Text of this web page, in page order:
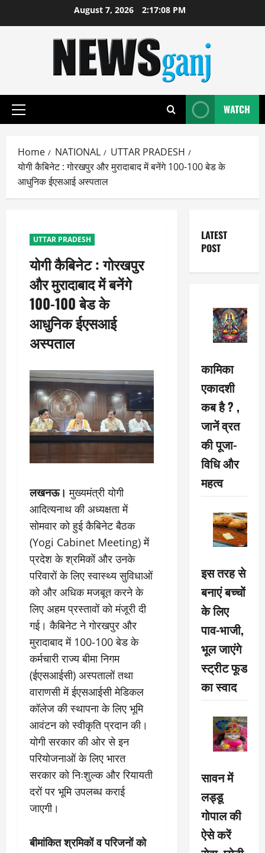
August 7, 2026 2:17:08 PM
Primary
WATCH
Home NATIONAL
UTTAR PRADESH
योगी कैबिनेट : गोरखपुर और मुरादाबाद में बनेंगे 100-100 बेड के
आधुनिक ईएसआई अस्पताल
UTTAR PRADESH
योगी कैबिनेट : गोरखपुर
और मुरादाबाद में बनेंगे
100-100 बेड के
आधुनिक ईएसआई
अस्पताल
लखनऊ। मुख्यमंत्री योगी
आदित्यनाथ की अध्यक्षता में
सोमवार को हुई कैबिनेट बैठक
(Yogi Cabinet Meeting) में
प्रदेश के श्रमिकों और उनके
परिवारों के लिए स्वास्थ्य सुविधाओं
को और अधिक मजबूत करने के
लिए अहम प्रस्तावों को मंजूरी दी
गई। कैबिनेट ने गोरखपुर और
मुरादाबाद में 100-100 बेड के
कर्मचारी राज्य बीमा निगम
(ईएसआईसी) अस्पतालों तथा
वाराणसी में ईएसआईसी मेडिकल
कॉलेज की स्थापना के लिए भूमि
आवंटन को स्वीकृति प्रदान की।
योगी सरकार की ओर से इन
परियोजनाओं के लिए भारत
सरकार को निःशुल्क और रियायती
दरों पर भूमि उपलब्ध कराई
जाएगी।
बीमांकित श्रमिकों व परिजनों को
LATEST
POST
कामिका
एकादशी
कब है ? ,
जानें व्रत
की पूजा-
विधि और
महत्व
इस तरह से
बनाएं बच्चों
के लिए
पाव-भाजी,
भूल जाएंगे
स्ट्रीट फूड
का स्वाद
सावन में
लड्डू
गोपाल की
ऐसे करें